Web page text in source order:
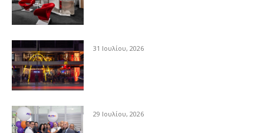
31 Ιουλίου, 2026
29 Ιουλίου, 2026